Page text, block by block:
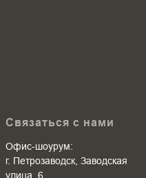
Связаться с нами
Офис-шоурум:
г. Петрозаводск, Заводская
улица, 6